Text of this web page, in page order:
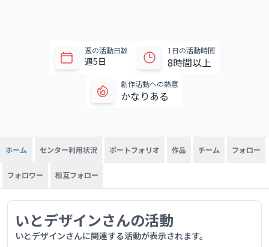
週の活動日数
週5日
1日の活動時間
8時間以上
創作活動への熱意
かなりある
ホーム センター利用状況 ポートフォリオ 作品 チーム フォロー
フォロワー 相互フォロー
いとデザインさんの活動
いとデザインさんに関連する活動が表示されます。